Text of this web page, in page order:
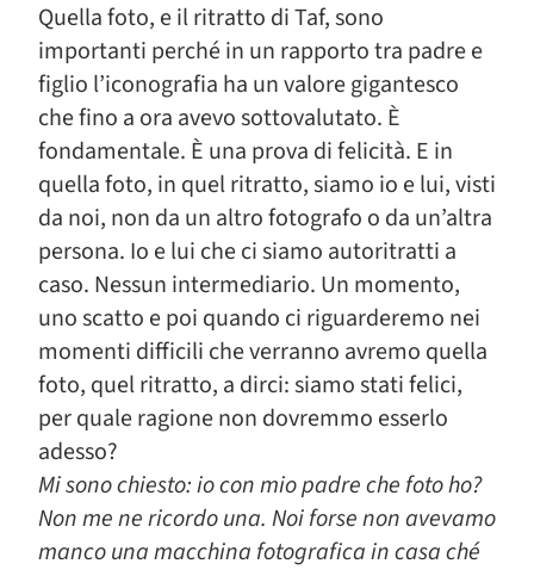
Quella foto, e il ritratto di Taf, sono
importanti perché in un rapporto tra padre e
figlio l’iconografia ha un valore gigantesco
che fino a ora avevo sottovalutato. È
fondamentale. È una prova di felicità. E in
quella foto, in quel ritratto, siamo io e lui, visti
da noi, non da un altro fotografo o da un’altra
persona. Io e lui che ci siamo autoritratti a
caso. Nessun intermediario. Un momento,
uno scatto e poi quando ci riguarderemo nei
momenti difficili che verranno avremo quella
foto, quel ritratto, a dirci: siamo stati felici,
per quale ragione non dovremmo esserlo
adesso?
Mi sono chiesto: io con mio padre che foto ho?
Non me ne ricordo una. Noi forse non avevamo
manco una macchina fotografica in casa ché